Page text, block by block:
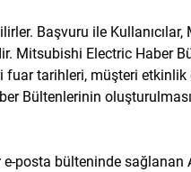
Başvuru ile
Mitsubishi Electric Haber
tarihleri, müşteri etkinlik
Bültenlerinin
posta bülteninde sağlanan